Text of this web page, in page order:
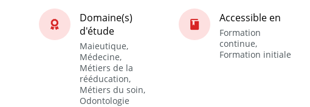
Domaine(s)
d'étude
Maieutique,
Médecine,
Métiers de la
rééducation,
Métiers du soin,
Odontologie
Accessible en
Formation
continue,
Formation initiale